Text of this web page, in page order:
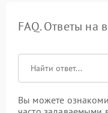
FAQ. Ответы на
Вы можете